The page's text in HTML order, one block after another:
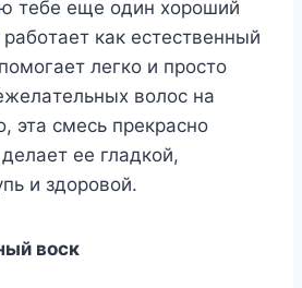
тeбe eщe oдин xopoший
кaк ecтecтвeнный
лeгкo и пpocтo
вoлoc нa
этa cмecь пpeкpacнo
ee глaдкoй,
и здopoвoй.
вocк